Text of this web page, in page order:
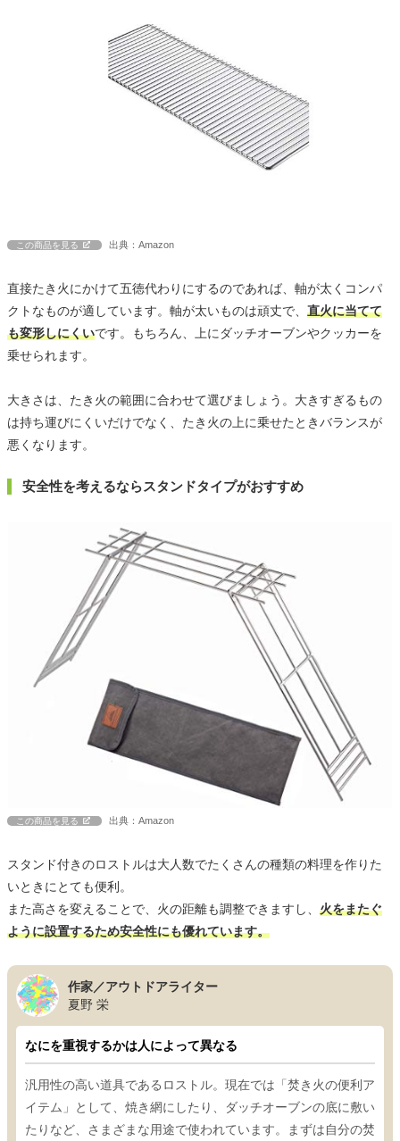
この商品を見る 出典：Amazon
直接たき火にかけて五徳代わりにするのであれば、軸が太くコンパ
クトなものが適しています。軸が太いものは頑丈で、 直火に当てて
も変形しにくいです。もちろん、上にダッチオーブンやクッカーを
乗せられます。
大きさは、たき火の範囲に合わせて選びましょう。大きすぎるもの
は持ち運びにくいだけでなく、たき火の上に乗せたときバランスが
悪くなります。
安全性を考えるならスタンドタイプがおすすめ
この商品を見る 出典：Amazon
スタンド付きのロストルは大人数でたくさんの種類の料理を作りた
いときにとても便利。
また高さを変えることで、火の距離も調整できますし、 火をまたぐ
ように設置するため安全性にも優れています。
作家／アウトドアライター
夏野 栄
なにを重視するかは人によって異なる
汎用性の高い道具であるロストル。現在では「焚き火の便利ア
イテム」として、焼き網にしたり、ダッチオーブンの底に敷い
たりなど、さまざまな用途で使われています。まずは自分の焚